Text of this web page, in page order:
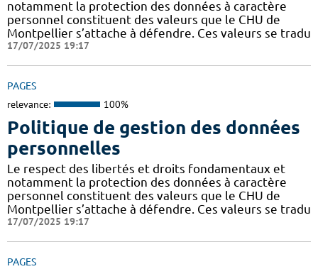
notamment la protection des données à caractère
personnel constituent des valeurs que le CHU de
Montpellier s’attache à défendre. Ces valeurs se tradu
17/07/2025 19:17
PAGES
relevance: 100%
Politique de gestion des données
personnelles
Le respect des libertés et droits fondamentaux et
notamment la protection des données à caractère
personnel constituent des valeurs que le CHU de
Montpellier s’attache à défendre. Ces valeurs se tradu
17/07/2025 19:17
PAGES